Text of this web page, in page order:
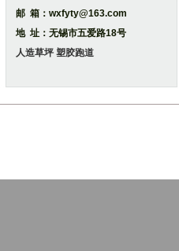
邮 箱：wxfyty@163.com
地 址：无锡市五爱路18号
人造草坪 塑胶跑道